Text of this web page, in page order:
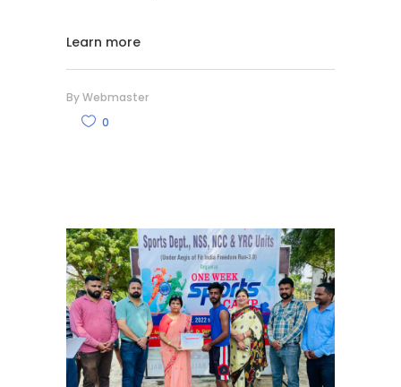
Learn more
ByWebmaster
0